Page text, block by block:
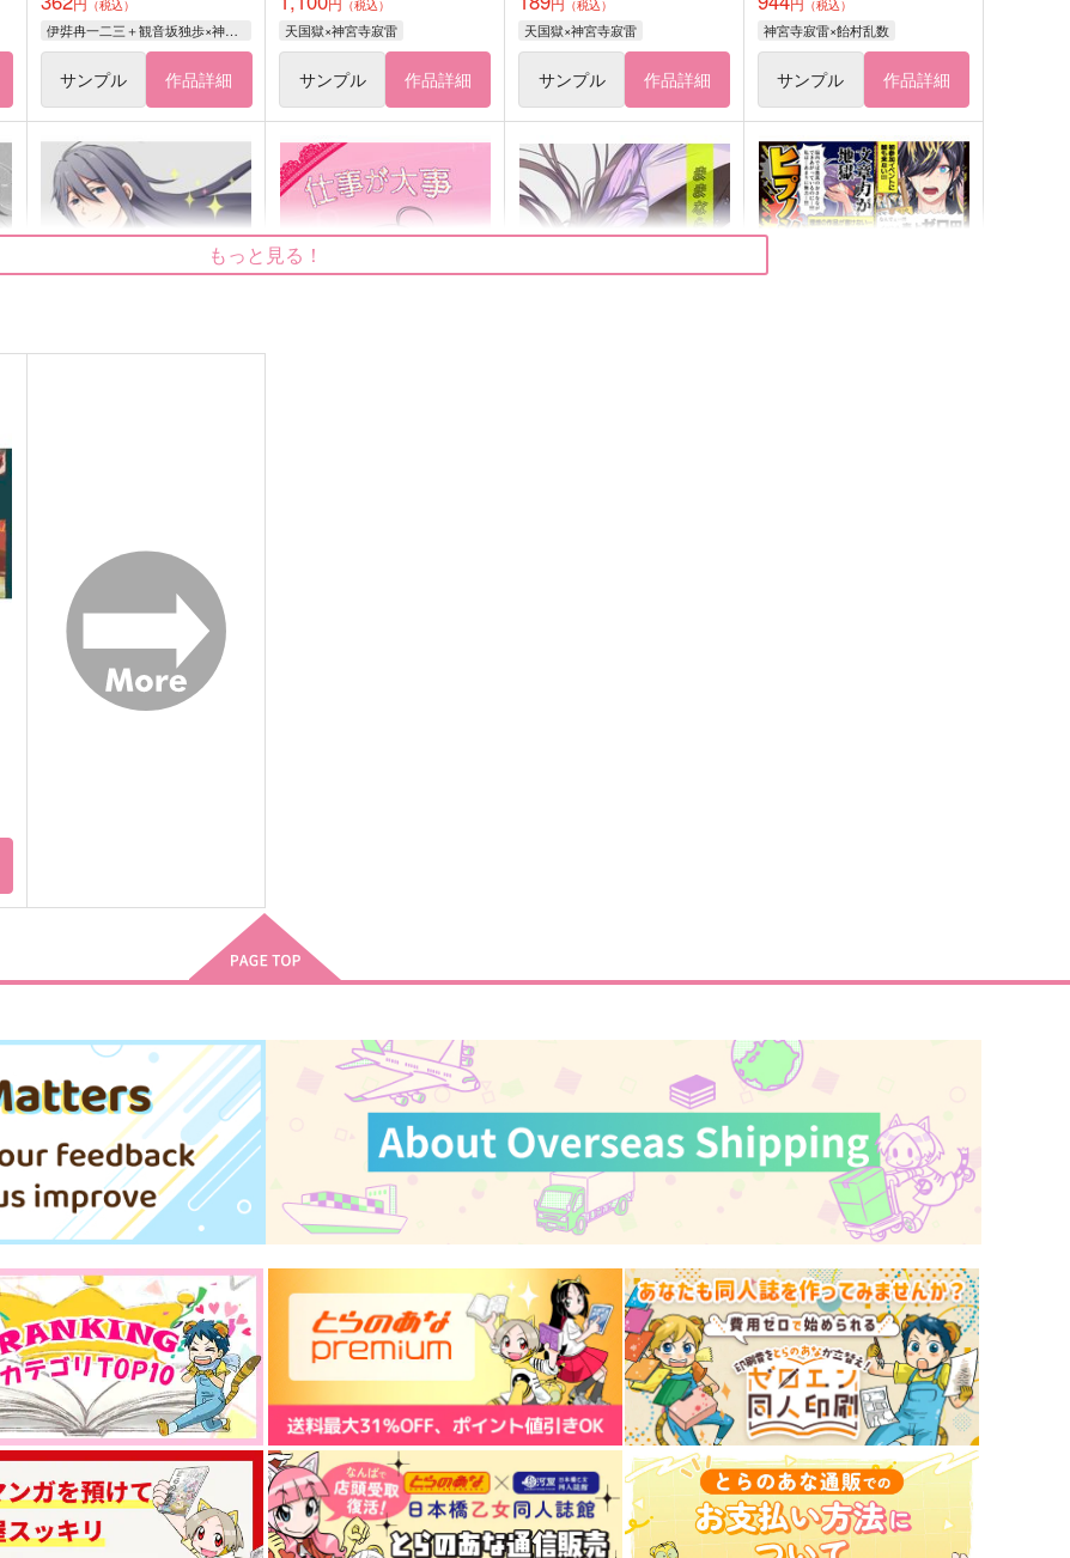
（税込）
伊弉冉一二三＋観音坂独歩×神宮寺寂雷
サンプル 作品詳細
（税込）
天国獄×神宮寺寂雷
サンプル 作品詳細
（税込）
天国獄×神宮寺寂雷
サンプル 作品詳細
（税込）
神宮寺寂雷×飴村乱数
サンプル 作品詳細
神宮寺寂雷×飴村乱数
サンプル 作品詳細
神宮寺寂雷
サンプル 作品詳細
円（税込）
碧棺左馬刻×神宮寺寂雷
作品詳細 サンプル 作品詳細
1,210
神宮寺寂雷×飴村乱数
サンプル 作品詳細
もっと見る！